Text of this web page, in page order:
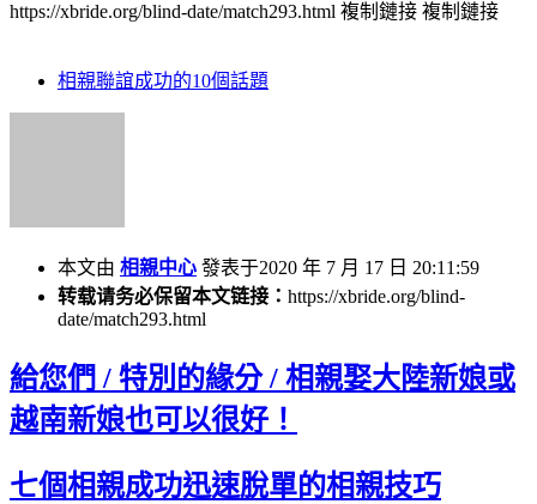
https://xbride.org/blind-date/match293.html 複制鏈接 複制鏈接
相親聯誼成功的10個話題
本文由 相親中心 發表于2020 年 7 月 17 日 20:11:59
转载请务必保留本文链接： https://xbride.org/blind-
date/match293.html
給您們 / 特別的緣分 / 相親娶大陸新娘或
越南新娘也可以很好！
七個相親成功迅速脫單的相親技巧